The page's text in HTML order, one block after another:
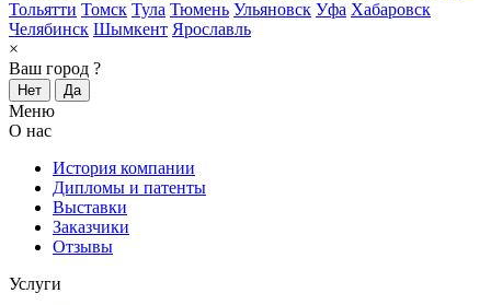
Тольятти Томск Тула Тюмень Ульяновск Уфа Хабаровск
Челябинск Шымкент Ярославль
×
Ваш город ?
Нет Да
Меню
О нас
История компании
Дипломы и патенты
Выставки
Заказчики
Отзывы
Услуги